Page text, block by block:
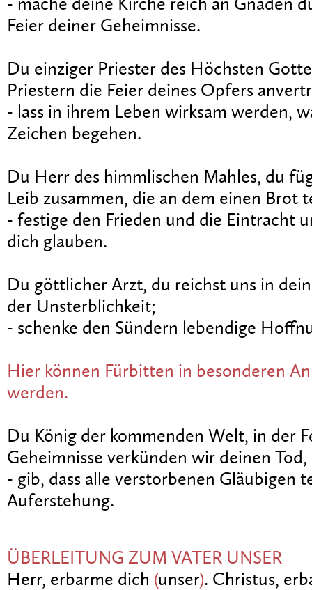
- mache deine Kirche reich an Gnaden
Feier deiner Geheimnisse.
Du einziger Priester des Höchsten
Priestern die Feier deines Opfers
- lass in ihrem Leben wirksam werden,
Zeichen begehen.
Du Herr des himmlischen Mahles, du
Leib zusammen, die an dem einen Brot
- festige den Frieden und die Eintracht
dich glauben.
Du göttlicher Arzt, du reichst uns in
der Unsterblichkeit;
- schenke den Sündern lebendige
Hier können Fürbitten in besonderen
werden.
Du König der kommenden Welt, in der
Geheimnisse verkünden wir deinen
- gib, dass alle verstorbenen Gläubigen
Auferstehung.
ÜBERLEITUNG ZUM VATER UNSER
Herr, erbarme dich (unser). Christus,